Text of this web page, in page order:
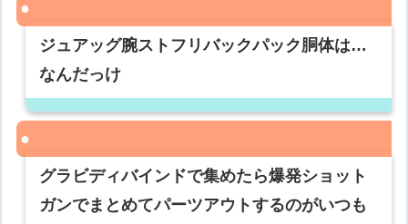
ジュアッグ腕ストフリバックパック胴体は…
なんだっけ
グラビディバインドで集めたら爆発ショット
ガンでまとめてパーツアウトするのがいつも